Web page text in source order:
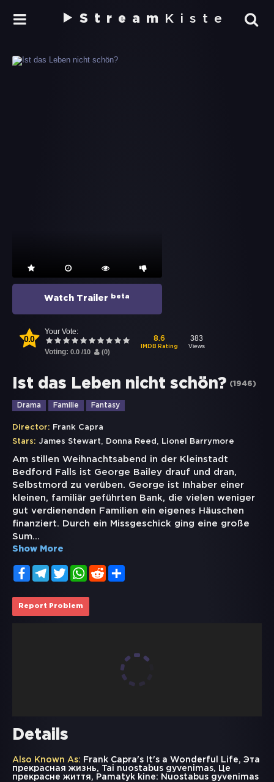
Stream Kiste
Watch Trailer beta
0.0
Your Vote:
Voting: 0.0 /10 (0)
8.6
IMDB Rating
383
Views
Ist das Leben nicht schön? (1946)
Drama Familie Fantasy
Director: Frank Capra
Stars: James Stewart, Donna Reed , Lionel Barrymore
Am stillen Weihnachtsabend in der Kleinstadt
Bedford Falls ist George Bailey drauf und dran,
Selbstmord zu verüben. George ist Inhaber einer
kleinen, familiär geführten Bank, die vielen weniger
gut verdienenden Familien ein eigenes Häuschen
finanziert. Durch ein Missgeschick ging eine große
Sum...
Show More
FacebookTelegramTwitterWhatsApp
Reddit
Report Problem
Details
Also Known As: Frank Capra's It's a Wonderful Life, Эта
прекрасная жизнь, Tai nuostabus gyvenimas, Це
прекрасне життя, Pamatyk kine: Nuostabus gyvenimas